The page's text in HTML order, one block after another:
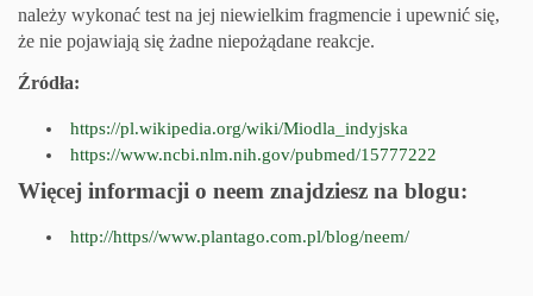
należy wykonać test na jej niewielkim fragmencie i upewnić się,
że nie pojawiają się żadne niepożądane reakcje.
Źródła:
https://pl.wikipedia.org/wiki/Miodla_indyjska
https://www.ncbi.nlm.nih.gov/pubmed/15777222
Więcej informacji o neem znajdziesz na blogu:
http://https//www.plantago.com.pl/blog/neem/